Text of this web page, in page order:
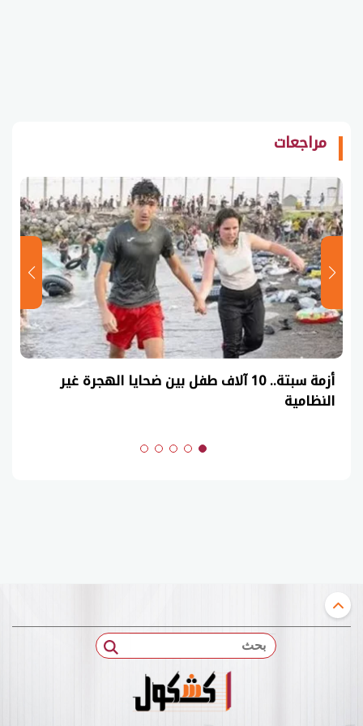
مراجعات
أزمة سبتة.. 10 آلاف طفل بين ضحايا الهجرة غير
النظامية
بحث